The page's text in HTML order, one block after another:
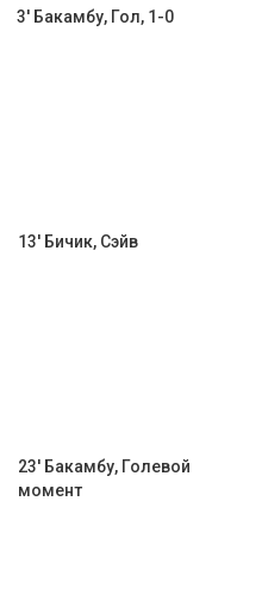
3' Бакамбу, Гол, 1-0
13' Бичик, Сэйв
23' Бакамбу, Голевой
момент